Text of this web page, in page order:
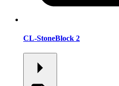
CL-StoneBlock 2